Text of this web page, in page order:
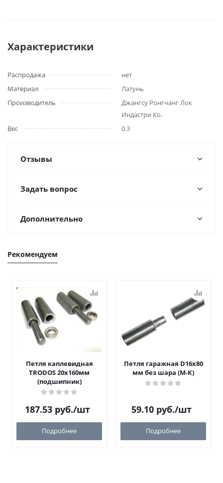
Характеристики
Распродажа
нет
Материал
Латунь
Производитель
Джангсу Ронгчанг Лок
Индастри Ко.
Вес
0.3
Отзывы
Задать вопрос
Дополнительно
Рекомендуем
Петля каплевидная
TRODOS 20х160мм
(подшипник)
187.53 руб./шт
Подробнее
Петля гаражная D16х80
мм без шара (М-К)
59.10 руб./шт
Подробнее